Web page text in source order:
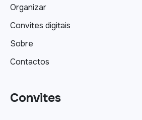
Organizar
Convites digitais
Sobre
Contactos
Convites